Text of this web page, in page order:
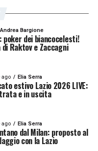
di più.
LAZIO
TOP NEWS
Andrea Bargione
poker dei biancocelesti!
Raktov e Zaccagni
ago Elia Serra
estivo Lazio 2026 LIVE:
e in uscita
ago Elia Serra
dal Milan: proposto al
con la Lazio